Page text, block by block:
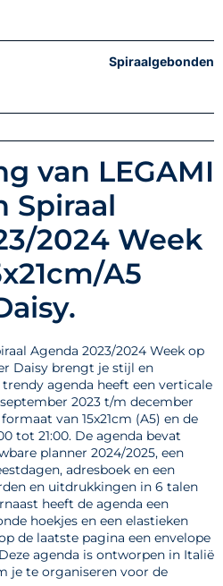
Spiraalgebonden
van LEGAMI
Spiraal
2024 Week
A5
Agenda 2023/2024 Week op
Daisy brengt je stijl en
agenda heeft een verticale
2023 t/m december
van 15x21cm (A5) en de
tot 21:00. De agenda bevat
planner 2024/2025, een
adresboek en een
en uitdrukkingen in 6 talen
heeft de agenda een
hoekjes en een elastieken
de laatste pagina een envelope
agenda is ontworpen in Italië
je te organiseren voor de